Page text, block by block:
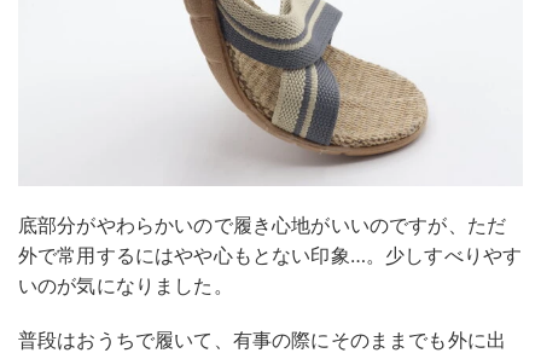
底部分がやわらかいので履き心地がいいのですが、ただ
外で常用するにはやや心もとない印象…。少しすべりやす
いのが気になりました。
普段はおうちで履いて、有事の際にそのままでも外に出